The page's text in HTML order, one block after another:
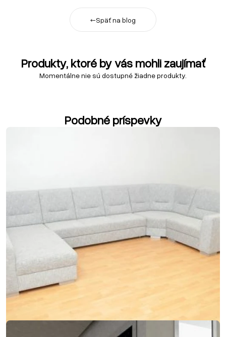
←Späť na blog
Produkty, ktoré by vás mohli zaujímať
Momentálne nie sú dostupné žiadne produkty.
Podobné príspevky
07. marca 2018
Keď sa do modernej sedačky integruje kreslo aj
gauč